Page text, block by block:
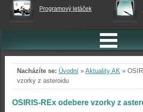
Programový letáček
Nacházíte se: Úvodní » Aktuality AK »
vzorky z asteroidu
OSIRIS-REx odebere vzorky z